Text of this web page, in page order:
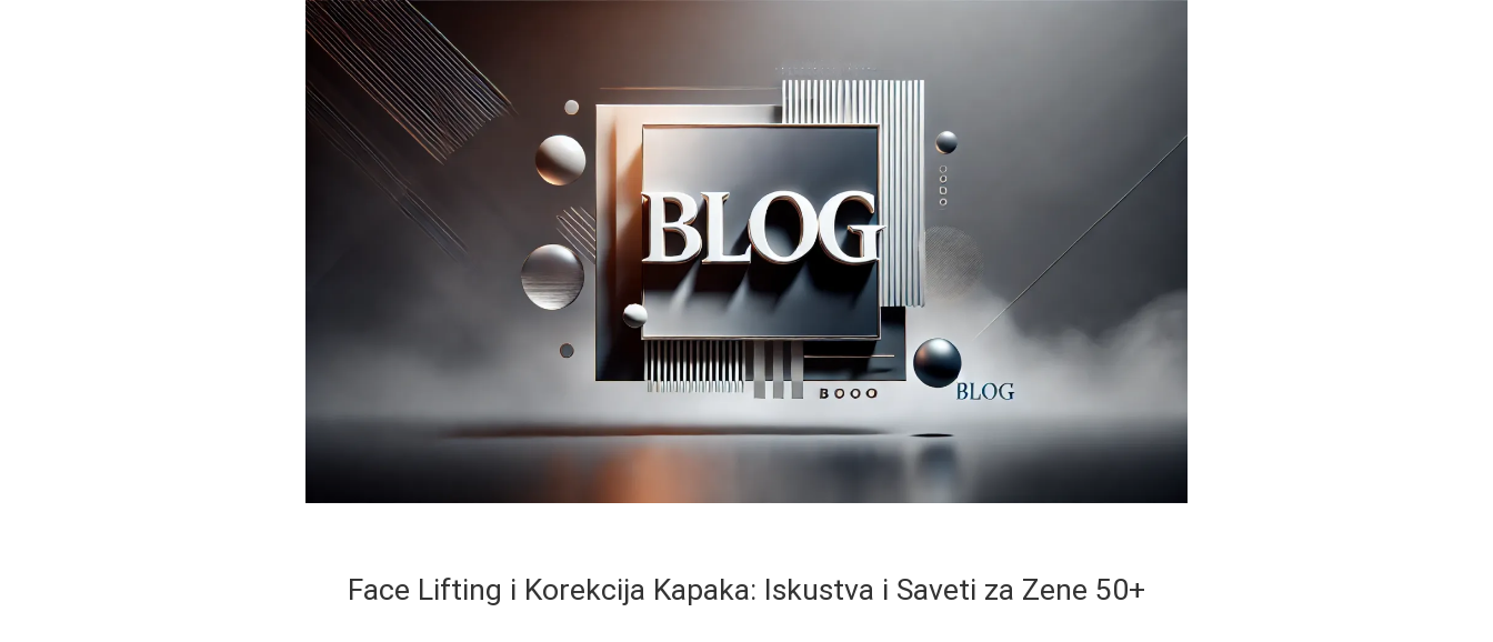
Face Lifting i Korekcija Kapaka: Iskustva i Saveti za Zene 50+